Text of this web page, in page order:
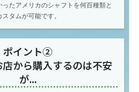
たアメリカのシャフトを何百種類と
タムが可能です。
ポイント②
から購入するのは不安
が...